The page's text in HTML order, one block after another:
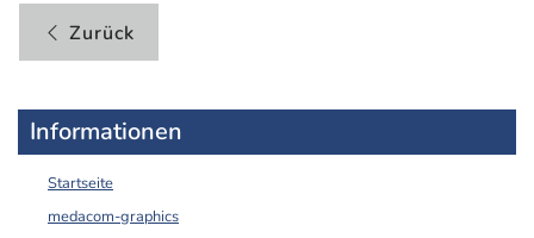
Zurück
Informationen
Startseite
medacom-graphics